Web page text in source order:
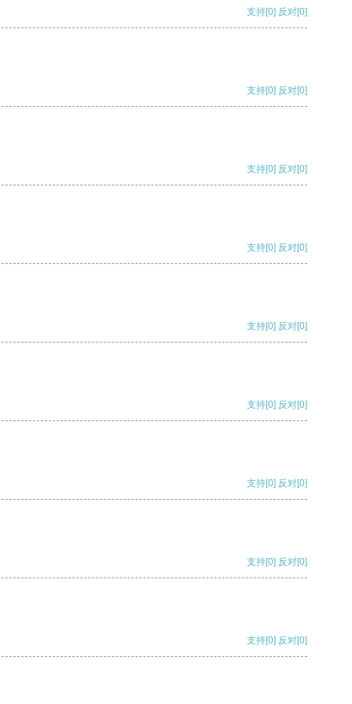
支持[0] 反对[0]
支持[0] 反对[0]
支持[0] 反对[0]
支持[0] 反对[0]
支持[0] 反对[0]
支持[0] 反对[0]
支持[0] 反对[0]
支持[0] 反对[0]
支持[0] 反对[0]